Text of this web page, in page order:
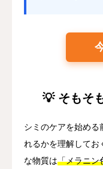
💡 そもそ
シミのケアを始める
れるかを理解してお
な物質は「メラニン